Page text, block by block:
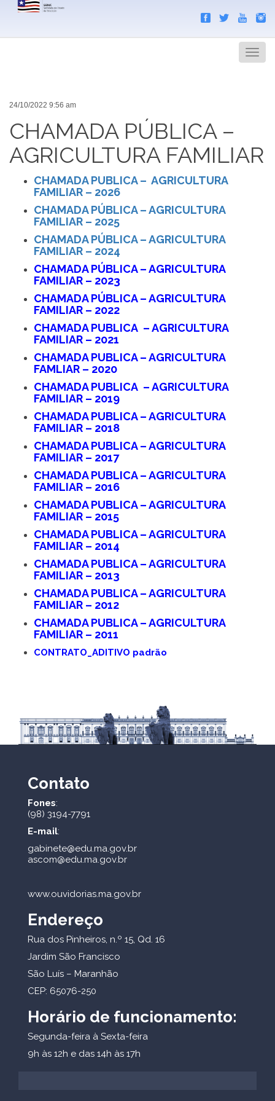
Menu
24/10/2022 9:56 am
CHAMADA PÚBLICA –
AGRICULTURA FAMILIAR
CHAMADA PUBLICA – AGRICULTURA
FAMILIAR – 2026
CHAMADA PÚBLICA – AGRICULTURA
FAMILIAR – 2025
CHAMADA PÚBLICA – AGRICULTURA
FAMILIAR – 2024
CHAMADA PÚBLICA – AGRICULTURA
FAMILIAR – 2023
CHAMADA PÚBLICA – AGRICULTURA
FAMILIAR – 2022
CHAMADA PUBLICA – AGRICULTURA
FAMILIAR – 2021
CHAMADA PUBLICA – AGRICULTURA
FAMLIAR – 2020
CHAMADA PUBLICA – AGRICULTURA
FAMILIAR – 2019
CHAMADA PUBLICA – AGRICULTURA
FAMILIAR – 2018
CHAMADA PUBLICA – AGRICULTURA
FAMILIAR – 2017
CHAMADA PUBLICA – AGRICULTURA
FAMILIAR – 2016
CHAMADA PUBLICA – AGRICULTURA
FAMILIAR – 2015
CHAMADA PUBLICA – AGRICULTURA
FAMILIAR – 2014
CHAMADA PUBLICA – AGRICULTURA
FAMILIAR – 2013
CHAMADA PUBLICA – AGRICULTURA
FAMILIAR – 2012
CHAMADA PUBLICA – AGRICULTURA
FAMILIAR – 2011
CONTRATO_ADITIVO padrão
Contato
Fones:
(98) 3194-7791
E-mail:
gabinete@edu.ma.gov.br
ascom@edu.ma.gov.br
www.ouvidorias.ma.gov.br
Endereço
Rua dos Pinheiros, n.º 15, Qd. 16
Jardim São Francisco
São Luís – Maranhão
CEP: 65076-250
Horário de funcionamento:
Segunda-feira à Sexta-feira
9h às 12h e das 14h às 17h